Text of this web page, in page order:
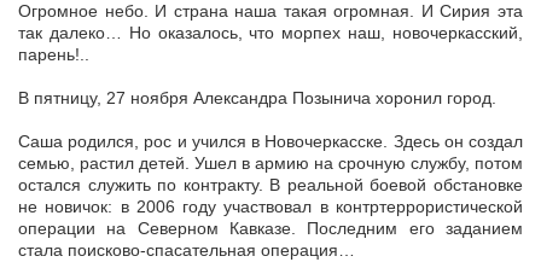
Огромное небо. И страна наша такая огромная. И Сирия эта
так далеко… Но оказалось, что морпех наш, новочеркасский,
парень!..
В пятницу, 27 ноября Александра Позынича хоронил город.
Саша родился, рос и учился в Новочеркасске. Здесь он создал
семью, растил детей. Ушел в армию на срочную службу, потом
остался служить по контракту. В реальной боевой обстановке
не новичок: в 2006 году участвовал в контртеррористической
операции на Северном Кавказе. Последним его заданием
стала поисково-спасательная операция…